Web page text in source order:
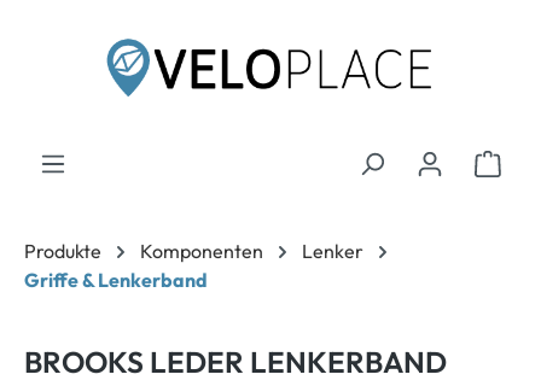
Produkte Komponenten
Lenker
Griffe & Lenkerband
BROOKS LEDER LENKERBAND